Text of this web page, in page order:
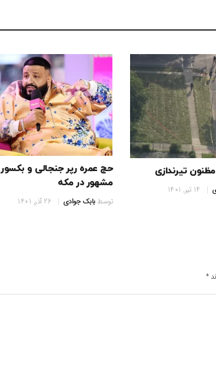
14 تیر, 1401
حج عمره رپر جنجالی و بکسور
مشهور در مکه
توسطبابک جوادی 26 آذر, 1401
*